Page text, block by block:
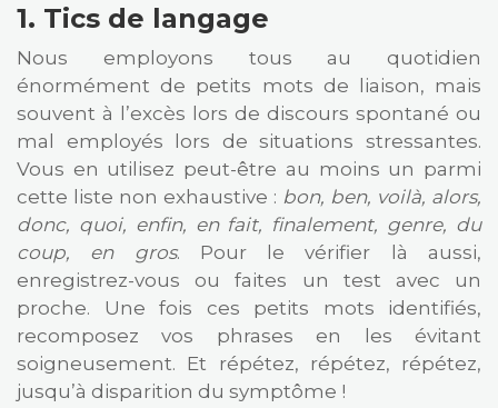
1. Tics de langage
Nous employons tous au quotidien
énormément de petits mots de liaison, mais
souvent à l’excès lors de discours spontané ou
mal employés lors de situations stressantes.
Vous en utilisez peut-être au moins un parmi
cette liste non exhaustive : bon, ben, voilà, alors,
donc, quoi, enfin, en fait, finalement, genre, du
coup, en gros. Pour le vérifier là aussi,
enregistrez-vous ou faites un test avec un
proche. Une fois ces petits mots identifiés,
recomposez vos phrases en les évitant
soigneusement. Et répétez, répétez, répétez,
jusqu’à disparition du symptôme !